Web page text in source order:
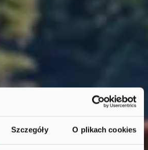
Szczegóły O plikach cookies